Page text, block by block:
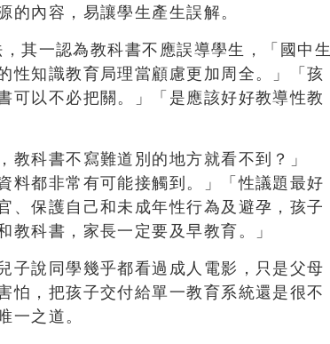
內容，易讓學生產生誤解。
其一認為教科書不應誤導學生，「國中生
性知識教育局理當顧慮更加周全。」「孩
可以不必把關。」「是應該好好教導性教
科書不寫難道別的地方就看不到？」
料都非常有可能接觸到。」「性議題最好
、保護自己和未成年性行為及避孕，孩子
科書，家長一定要及早教育。」
子說同學幾乎都看過成人電影，只是父母
怕，把孩子交付給單一教育系統還是很不
一之道。